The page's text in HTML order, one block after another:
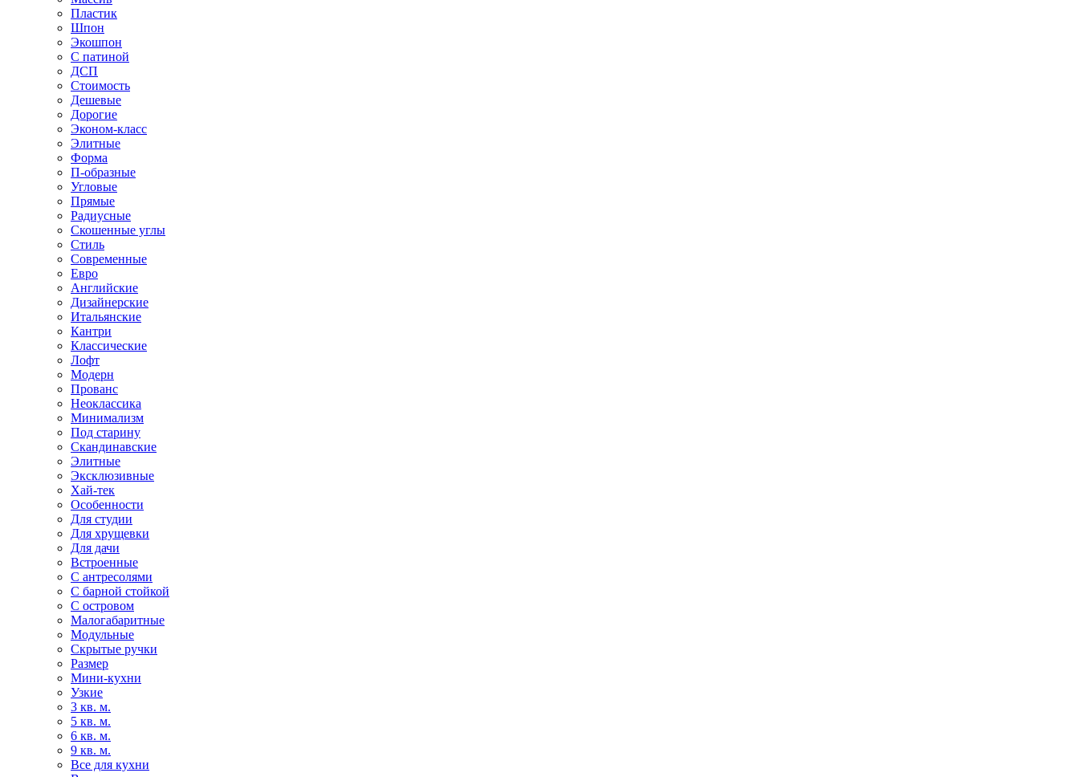
Пластик
Шпон
Экошпон
С патиной
ДСП
Стоимость
Дешевые
Дорогие
Эконом-класс
Элитные
Форма
П-образные
Угловые
Прямые
Радиусные
Скошенные углы
Стиль
Современные
Евро
Английские
Дизайнерские
Итальянские
Кантри
Классические
Лофт
Модерн
Прованс
Неоклассика
Минимализм
Под старину
Скандинавские
Элитные
Эксклюзивные
Хай-тек
Особенности
Для студии
Для хрущевки
Для дачи
Встроенные
С антресолями
С барной стойкой
С островом
Малогабаритные
Модульные
Скрытые ручки
Размер
Мини-кухни
Узкие
3 кв. м.
5 кв. м.
6 кв. м.
9 кв. м.
Все для кухни